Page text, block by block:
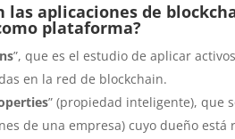
las aplicaciones de
plataforma?
”, que es el estudio de aplicar
en la red de blockchain.
” (propiedad inteligente), que
de una empresa) cuyo dueño